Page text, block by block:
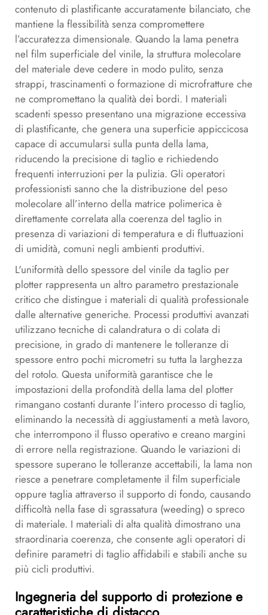
contenuto di plastificante accuratamente bilanciato, che
mantiene la flessibilità senza compromettere
l’accuratezza dimensionale. Quando la lama penetra
nel film superficiale del vinile, la struttura molecolare
del materiale deve cedere in modo pulito, senza
strappi, trascinamenti o formazione di microfratture che
ne compromettano la qualità dei bordi. I materiali
scadenti spesso presentano una migrazione eccessiva
di plastificante, che genera una superficie appiccicosa
capace di accumularsi sulla punta della lama,
riducendo la precisione di taglio e richiedendo
frequenti interruzioni per la pulizia. Gli operatori
professionisti sanno che la distribuzione del peso
molecolare all’interno della matrice polimerica è
direttamente correlata alla coerenza del taglio in
presenza di variazioni di temperatura e di fluttuazioni
di umidità, comuni negli ambienti produttivi.
L'uniformità dello spessore del vinile da taglio per
plotter rappresenta un altro parametro prestazionale
critico che distingue i materiali di qualità professionale
dalle alternative generiche. Processi produttivi avanzati
utilizzano tecniche di calandratura o di colata di
precisione, in grado di mantenere le tolleranze di
spessore entro pochi micrometri su tutta la larghezza
del rotolo. Questa uniformità garantisce che le
impostazioni della profondità della lama del plotter
rimangano costanti durante l’intero processo di taglio,
eliminando la necessità di aggiustamenti a metà lavoro,
che interrompono il flusso operativo e creano margini
di errore nella registrazione. Quando le variazioni di
spessore superano le tolleranze accettabili, la lama non
riesce a penetrare completamente il film superficiale
oppure taglia attraverso il supporto di fondo, causando
difficoltà nella fase di sgrassatura (weeding) o spreco
di materiale. I materiali di alta qualità dimostrano una
straordinaria coerenza, che consente agli operatori di
definire parametri di taglio affidabili e stabili anche su
più cicli produttivi.
Ingegneria del supporto di protezione e